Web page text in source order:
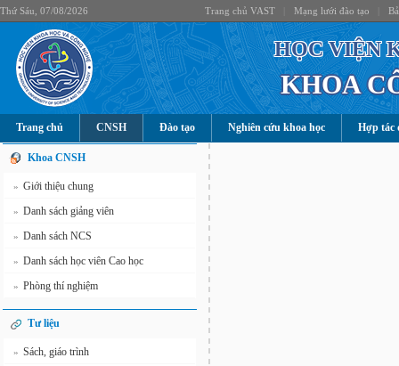
Thứ Sáu, 07/08/2026 Trang chủ VAST Mạng lưới đào tạo
HỌC VIỆN
KHOA
Trang chủ CNSH Đào tạo Nghiên cứu khoa học Hợp tác
Khoa CNSH
» Giới thiệu chung
» Danh sách giảng viên
» Danh sách NCS
» Danh sách học viên Cao học
» Phòng thí nghiệm
Tư liệu
» Sách, giáo trình